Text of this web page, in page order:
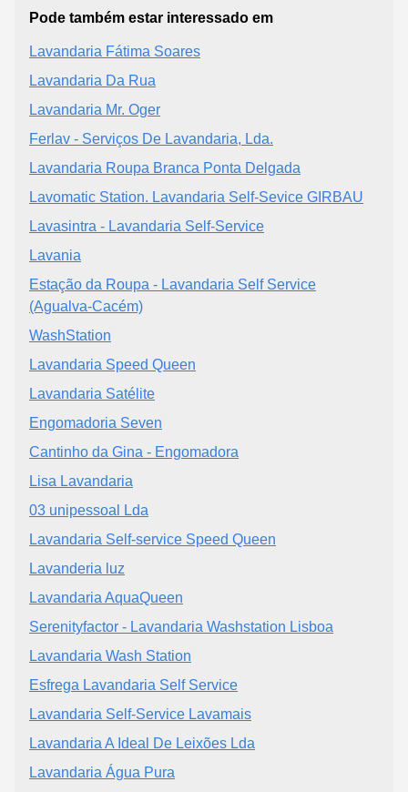
Pode também estar interessado em
Lavandaria Fátima Soares
Lavandaria Da Rua
Lavandaria Mr. Oger
Ferlav - Serviços De Lavandaria, Lda.
Lavandaria Roupa Branca Ponta Delgada
Lavomatic Station. Lavandaria Self-Sevice GIRBAU
Lavasintra - Lavandaria Self-Service
Lavania
Estação da Roupa - Lavandaria Self Service
(Agualva-Cacém)
WashStation
Lavandaria Speed Queen
Lavandaria Satélite
Engomadoria Seven
Cantinho da Gina - Engomadora
Lisa Lavandaria
03 unipessoal Lda
Lavandaria Self-service Speed Queen
Lavanderia luz
Lavandaria AquaQueen
Serenityfactor - Lavandaria Washstation Lisboa
Lavandaria Wash Station
Esfrega Lavandaria Self Service
Lavandaria Self-Service Lavamais
Lavandaria A Ideal De Leixões Lda
Lavandaria Água Pura